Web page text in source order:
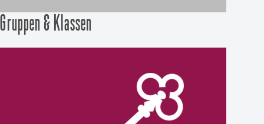
Gruppen & Klassen